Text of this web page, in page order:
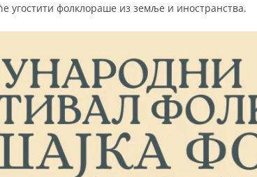
угостити фолклораше из земље и иностранства.